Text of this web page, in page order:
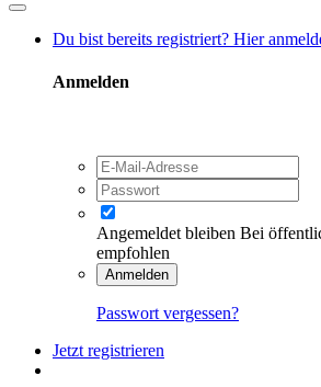
Du bist bereits registriert? Hier
Anmelden
Angemeldet bleiben Bei
empfohlen
Anmelden
Passwort vergessen?
Jetzt registrieren